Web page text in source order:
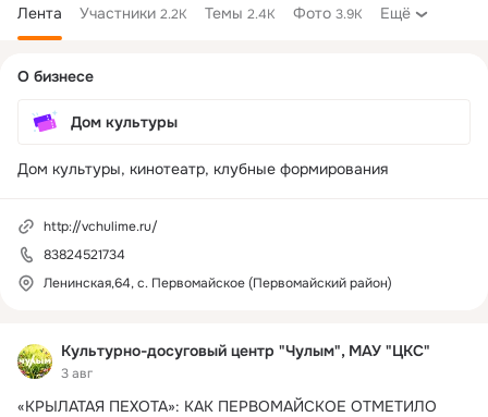
Лента Участники 2.2K Темы 2.4K Фото 3.9K Ещё
Культурно-досуговый центр "Чулым", МАУ "ЦКС"
3 авг
«КРЫЛАТАЯ ПЕХОТА»: КАК ПЕРВОМАЙСКОЕ ОТМЕТИЛО
колонка
О бизнесе
Дом культуры
Дом культуры, кинотеатр, клубные формирования
http://vchulime.ru/
83824521734
Ленинская,64, с. Первомайское (Первомайский район)